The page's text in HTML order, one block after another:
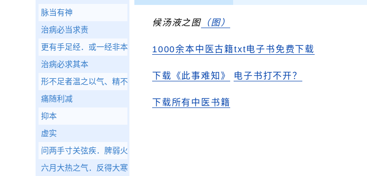
候汤液之图 （图）
1000余本中医古籍txt电子书免费下载
下载《此事难知》 电子书打不开？
下载所有中医书籍
脉当有神
治病必当求责
更有手足经．或一经非本家病而自他经流入者．亦当求责
治病必求其本
形不足者温之以气、精不足者补之以味
痛随利减
抑本
虚实
问两手寸关弦疾．脾弱火胜．木旺．土亏．金烁当作何治
六月大热之气．反得大寒之病气难布息身凉脉迟二三至何以治之